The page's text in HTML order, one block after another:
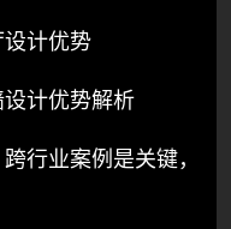
计优势
计优势解析
行业案例是关键，